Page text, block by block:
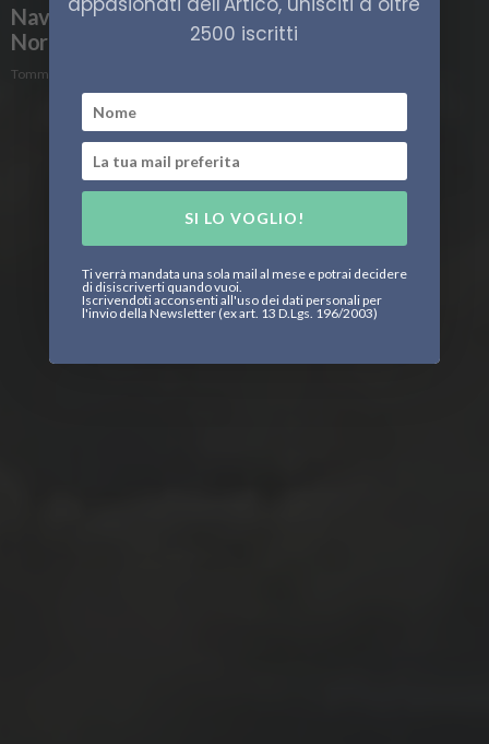
Navigare l’Artico: potenzialità e limiti della
Northern Sea Route
Tommaso Bontempi
2500 iscritti
SI LO VOGLIO!
Ti verrà mandata una sola mail al mese e potrai decidere
di disiscriverti quando vuoi.
Iscrivendoti acconsenti all'uso dei dati personali per
l'invio della Newsletter (ex art. 13 D.Lgs. 196/2003)